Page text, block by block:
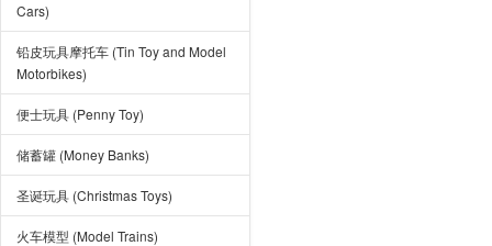
Cars)
铅皮玩具摩托车 (Tin Toy and Model
Motorbikes)
便士玩具 (Penny Toy)
储蓄罐 (Money Banks)
圣诞玩具 (Christmas Toys)
火车模型 (Model Trains)